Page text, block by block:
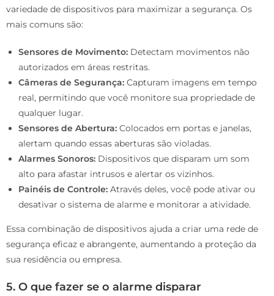
variedade de dispositivos para maximizar a segurança. Os
mais comuns são:
Sensores de Movimento: Detectam movimentos não
autorizados em áreas restritas.
Câmeras de Segurança: Capturam imagens em tempo
real, permitindo que você monitore sua propriedade de
qualquer lugar.
Sensores de Abertura: Colocados em portas e janelas,
alertam quando essas aberturas são violadas.
Alarmes Sonoros: Dispositivos que disparam um som
alto para afastar intrusos e alertar os vizinhos.
Painéis de Controle: Através deles, você pode ativar ou
desativar o sistema de alarme e monitorar a atividade.
Essa combinação de dispositivos ajuda a criar uma rede de
segurança eficaz e abrangente, aumentando a proteção da
sua residência ou empresa.
5. O que fazer se o alarme disparar